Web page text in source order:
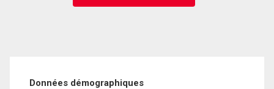
Données démographiques